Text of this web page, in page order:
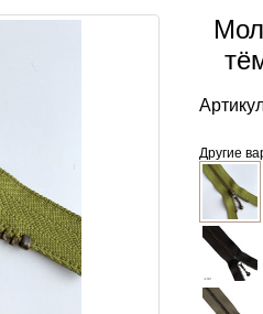
Другие